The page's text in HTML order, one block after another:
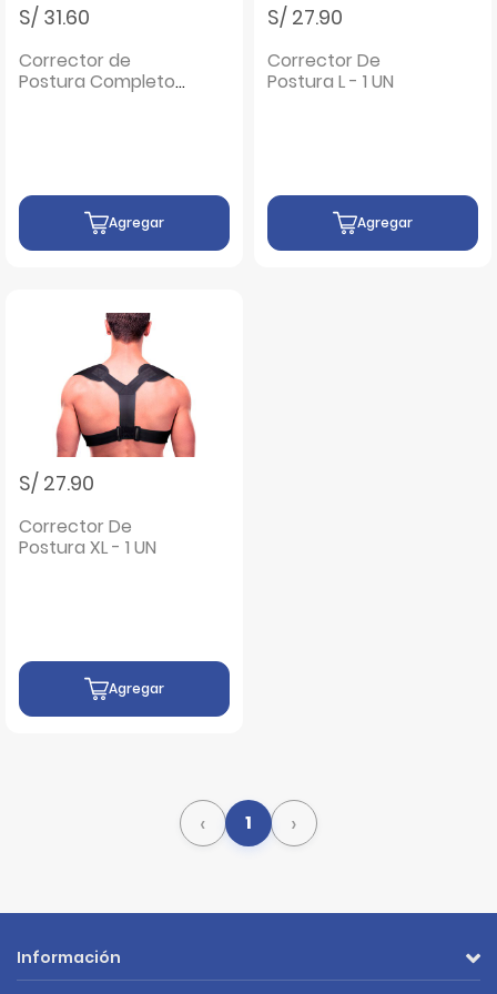
S/ 31.60
Corrector de
Postura Completo
Agregar
S/ 27.90
Corrector De
Postura L - 1 UN
Agregar
S/ 27.90
Corrector De
Postura XL - 1 UN
Agregar
‹ 1 ›
Información